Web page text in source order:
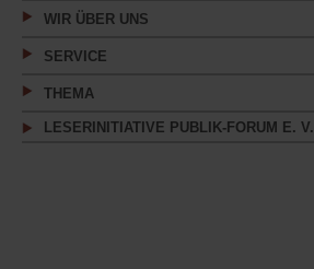
WIR ÜBER UNS
SERVICE
THEMA
LESERINITIATIVE PUBLIK-FORUM E. V.